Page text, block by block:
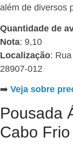
além de diversos
Quantidade de
Nota: 9,10
Localização:
28907-012
➡️ Veja sobre
Pousada
Cabo Frio